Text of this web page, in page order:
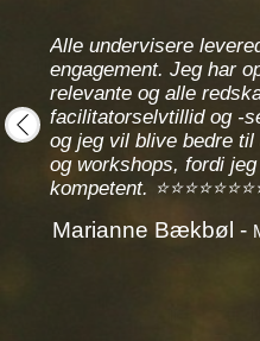
Alle undervisere
engagement. Jeg har
relevante og alle
facilitatorselvtillid og -
og jeg vil blive bedre
og workshops, fordi
kompetent.
Marianne Bækbøl -